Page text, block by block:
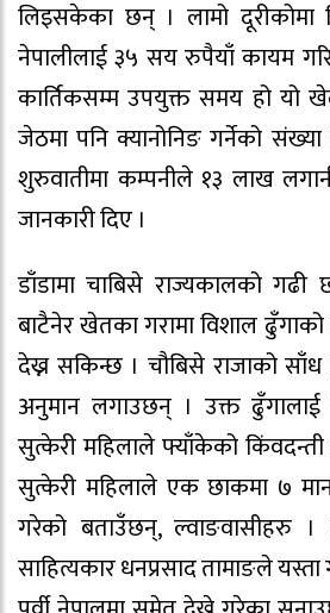
लिइसकेका छन् । लामो
नेपालीलाई ३५ सय रुपैयाँ कायम
कार्तिकसम्म उपयुक्त समय हो यो
जेठमा पनि क्यानोनिङ गर्नेको
शुरुवातीमा कम्पनीले १३ लाख
जानकारी दिए ।
डाँडामा चाबिसे राज्यकालको गढी
बाटैनेर खेतका गरामा विशाल ढुँगाको
देख्न सकिन्छ । चौबिसे राजाको
अनुमान लगाउछन् । उक्त ढुँगालाई
सुत्केरी महिलाले फ्याँकेको
सुत्केरी महिलाले एक छाकमा ७
गरेको बताउँछन्, ल्वाङवासीहरु
साहित्यकार धनप्रसाद तामाङले